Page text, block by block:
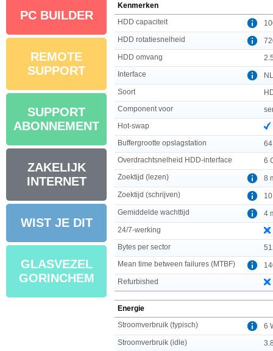
PC BUILDER
REMOTE
SUPPORT
SUPPORT
ABONNEMENT
ZAKELIJK
INTERNET
WIST JE DIT
GLASVEZEL
GORINCHEM
Kenmerken
HDD capaciteit
HDD rotatiesnelheid
HDD omvang
Interface
Soort
Component voor
Hot-swap
Buffergrootte opslagstation
Overdrachtsnelheid HDD-interface
6
Zoektijd (lezen)
8
Zoektijd (schrijven)
Gemiddelde wachttijd
4
24/7-werking
Bytes per sector
Mean time between failures (MTBF)
Refurbished
Energie
Stroomverbruik (typisch)
6
Stroomverbruik (idle)